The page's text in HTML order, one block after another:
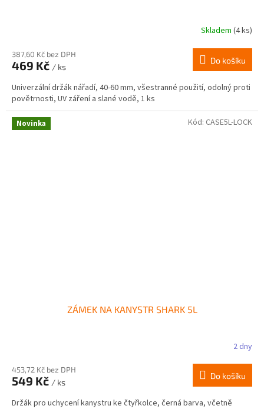
Skladem (4 ks)
387,60 Kč bez DPH
469 Kč / ks
Do košíku
Univerzální držák nářadí, 40-60 mm, všestranné použití, odolný proti
povětrnosti, UV záření a slané vodě, 1 ks
Novinka
ZÁMEK NA KANYSTR SHARK 5L
2 dny
453,72 Kč bez DPH
549 Kč / ks
Do košíku
Držák pro uchycení kanystru ke čtyřkolce, černá barva, včetně
Kód: CASE5L-LOCK